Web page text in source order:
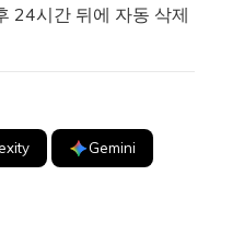
24시간 뒤에 자동 삭제
Gemini